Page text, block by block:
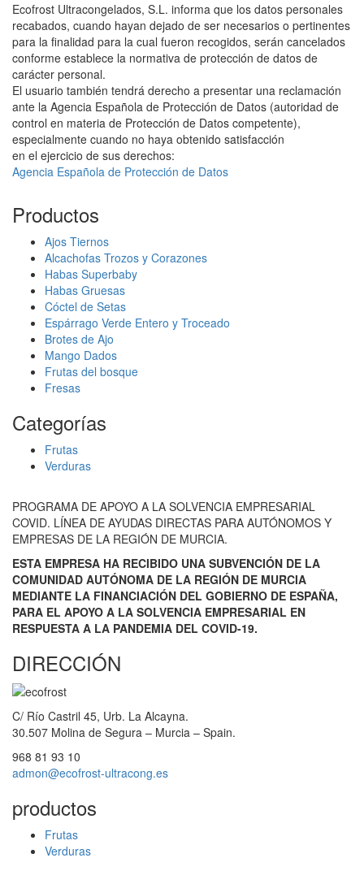
Ecofrost Ultracongelados, S.L. informa que los datos personales
recabados, cuando hayan dejado de ser necesarios o pertinentes
para la finalidad para la cual fueron recogidos, serán cancelados
conforme establece la normativa de protección de datos de
carácter personal.
El usuario también tendrá derecho a presentar una reclamación
ante la Agencia Española de Protección de Datos (autoridad de
control en materia de Protección de Datos competente),
especialmente cuando no haya obtenido satisfacción
en el ejercicio de sus derechos:
Agencia Española de Protección de Datos
Productos
Ajos Tiernos
Alcachofas Trozos y Corazones
Habas Superbaby
Habas Gruesas
Cóctel de Setas
Espárrago Verde Entero y Troceado
Brotes de Ajo
Mango Dados
Frutas del bosque
Fresas
Categorías
Frutas
Verduras
PROGRAMA DE APOYO A LA SOLVENCIA EMPRESARIAL
COVID. LÍNEA DE AYUDAS DIRECTAS PARA AUTÓNOMOS Y
EMPRESAS DE LA REGIÓN DE MURCIA.
ESTA EMPRESA HA RECIBIDO UNA SUBVENCIÓN DE LA
COMUNIDAD AUTÓNOMA DE LA REGIÓN DE MURCIA
MEDIANTE LA FINANCIACIÓN DEL GOBIERNO DE ESPAÑA,
PARA EL APOYO A LA SOLVENCIA EMPRESARIAL EN
RESPUESTA A LA PANDEMIA DEL COVID-19.
DIRECCIÓN
C/ Río Castril 45, Urb. La Alcayna.
30.507 Molina de Segura – Murcia – Spain.
968 81 93 10
admon@ecofrost-ultracong.es
productos
Frutas
Verduras